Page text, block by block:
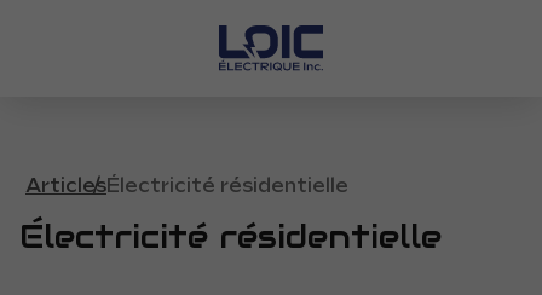
ArticlesÉlectricité résidentielle
Électricité résidentielle